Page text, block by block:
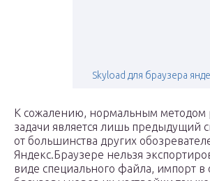
Skyload для браузера
К сожалению, нормальным методом
задачи является лишь предыдущий
от большинства других
Яндекс.Браузере нельзя
виде специального файла, импорт в